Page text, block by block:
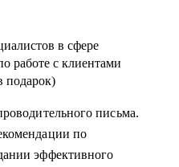
сотрудников.
рекомендации по
к интервью и помощь в
в образовании и смежных
в сфере
работе с клиентами
подарок)
письма.
по
эффективного